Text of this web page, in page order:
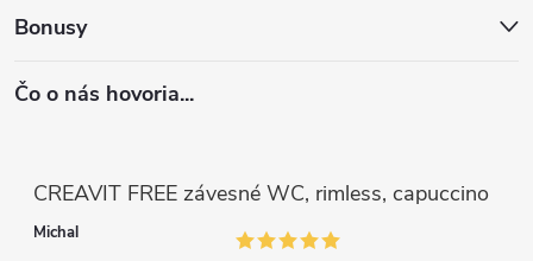
Bonusy
Čo o nás hovoria...
CREAVIT FREE závesné WC, rimless, capuccino
Michal